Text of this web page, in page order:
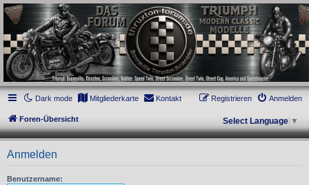
thruxton-forum.de
DAS FORUM! Alles rund um die Triumph Modern Classic Modelle. Das Forum für
die New Bonneville Baureihen ab BJ 2001. Triumph Bonneville, Thruxton,
Scrambler, Bobber, Speed Twin, Street Scrambler, Street Twin, Street Cup, America
und Speedmaster.
Dark mode
Mitgliederkarte Kontakt Anmelden
Registrieren
Foren-Übersicht Select Language ▼
Anmelden
Benutzername: